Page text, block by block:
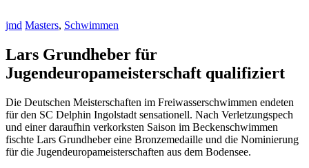
jmd Masters, Schwimmen
Lars Grundheber für
Jugendeuropameisterschaft qualifiziert
Die Deutschen Meisterschaften im Freiwasserschwimmen endeten
für den SC Delphin Ingolstadt sensationell. Nach Verletzungspech
und einer daraufhin verkorksten Saison im Beckenschwimmen
fischte Lars Grundheber eine Bronzemedaille und die Nominierung
für die Jugendeuropameisterschaften aus dem Bodensee.